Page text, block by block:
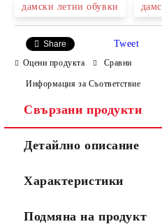
Ние ще се свържем с вас в
дамски летни обувки
Share Tweet
Оцени продукта Сравни
Информация за Съответствие
Свързани продукти
Детайлно описание
Характеристики
Подмяна на продукт